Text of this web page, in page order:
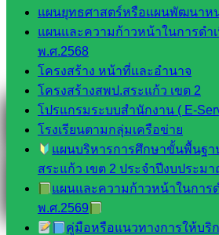
แผนยุทธศาสตร์หรือแผนพัฒนาห
แผนและความก้าวหน้าในการดำ
พ.ศ.2568
โครงสร้าง หน้าที่และอำนาจ
โครงสร้างสพป.สระแก้ว เขต 2
โปรแกรมระบบสำนักงาน ( E-
โรงเรียนตามกลุ่มเครือข่าย
แผนบริหารการศึกษาขั้นพื้นฐ
สระแก้ว เขต 2 ประจำปีงบประม
แผนและความก้าวหน้าในการ
พ.ศ.2569
คู่มือหรือแนวทางการให้บริ
Messenger
Facebook